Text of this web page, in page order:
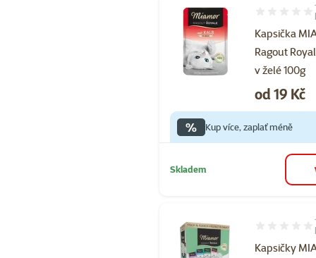
Kapsička
Ragout
v želé 100g
Hodnocení
Cena
od 19 Kč
% Kup více, zaplať méně
Skladem
Kapsičky
Hodnocení